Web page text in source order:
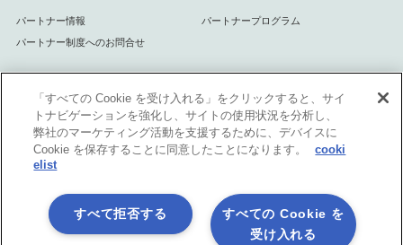
パートナー情報 パートナープログラム
パートナー制度へのお問合せ
サポート
サポート情報
「すべての Cookie を受け入れる」をクリックすると、サイ
トナビゲーションを強化し、サイトの使用状況を分析し、
弊社のマーケティング活動を支援するために、デバイスに
Cookie を保存することに同意したことになります。
cooki
elist
すべての Cookie を
受け入れる
すべて拒否する